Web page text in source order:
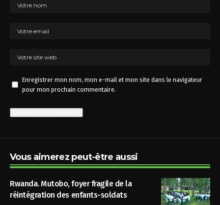
Enregistrer mon nom, mon e-mail et mon site dans le navigateur
pour mon prochain commentaire.
Vous aimerez peut-être aussi
Rwanda. Mutobo, foyer fragile de la
réintégration des enfants-soldats